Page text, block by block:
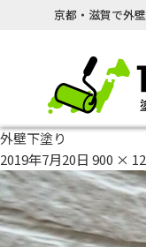
京都・滋賀で外
外壁下塗り
2019年7月20日 900 ×